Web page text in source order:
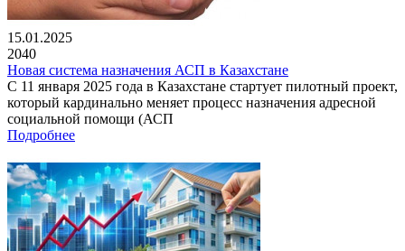
15.01.2025
2040
Новая система назначения АСП в Казахстане
С 11 января 2025 года в Казахстане стартует пилотный проект,
который кардинально меняет процесс назначения адресной
социальной помощи (АСП
Подробнее